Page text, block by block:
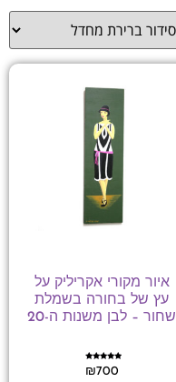
איור מקורי אקריליק על
עץ של בחורה בשמלת
שחור – לבן משנות ה-20
דורג
5.00
₪700